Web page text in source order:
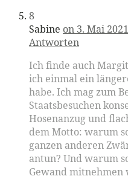
8
Sabine on 3. Mai
Antworten
Ich finde auch
ich einmal ein
habe. Ich mag zum
Staatsbesuchen
Hosenanzug und
dem Motto: warum
ganzen anderen
antun? Und warum
Gewand mitnehmen